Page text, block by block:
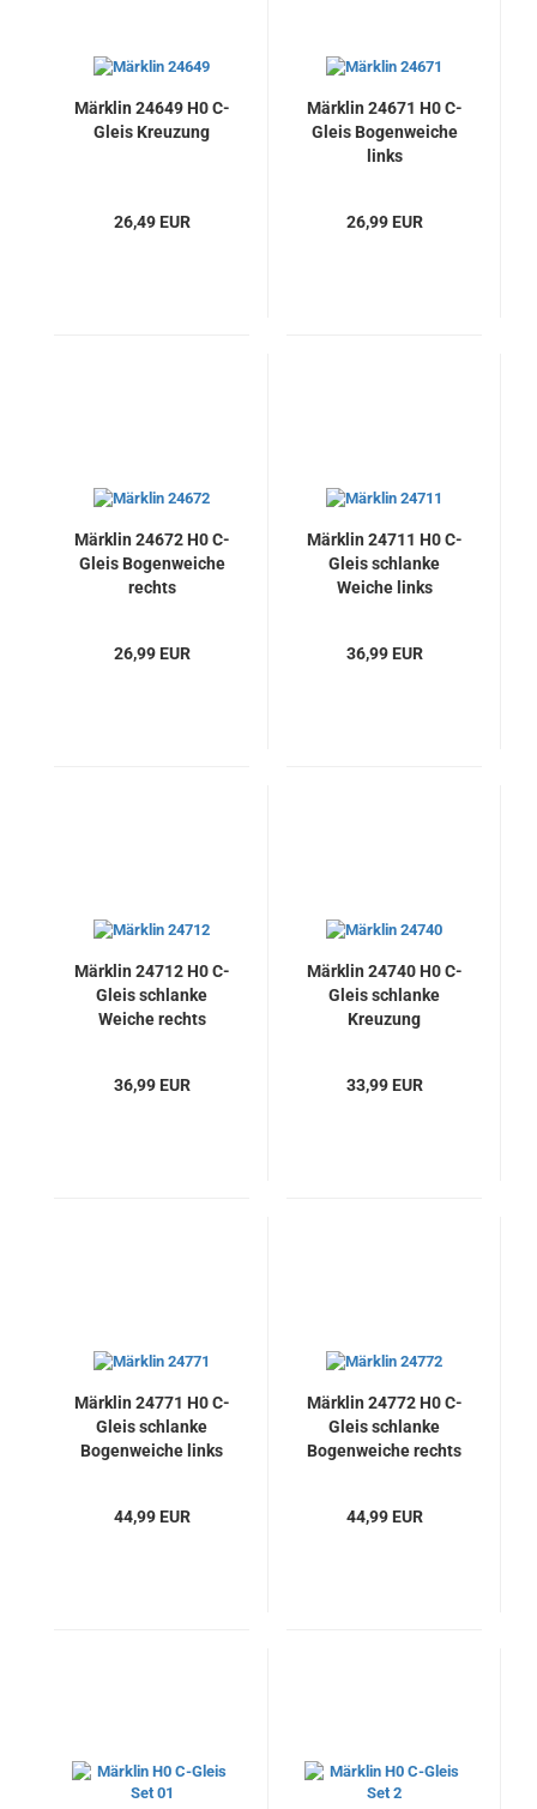
Märklin 24649 H0 C-
Gleis Kreuzung
26,49 EUR
Märklin 24671 H0 C-
Gleis Bogenweiche
links
26,99 EUR
Märklin 24672 H0 C-
Gleis Bogenweiche
rechts
26,99 EUR
Märklin 24711 H0 C-
Gleis schlanke
Weiche links
36,99 EUR
Märklin 24712 H0 C-
Gleis schlanke
Weiche rechts
36,99 EUR
Märklin 24740 H0 C-
Gleis schlanke
Kreuzung
33,99 EUR
Märklin 24771 H0 C-
Gleis schlanke
Bogenweiche links
44,99 EUR
Märklin 24772 H0 C-
Gleis schlanke
Bogenweiche rechts
44,99 EUR